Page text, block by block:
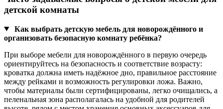
детской комнаты
Как выбрать детскую мебель для новорождённого и
организовать безопасную комнату ребёнка?
При выборе мебели для новорождённого в первую очередь
ориентируйтесь на безопасность и соответствие возрасту:
кроватка должна иметь надёжное дно, правильное расстояние
между рейками и возможность регулировки ложа. Важно,
чтобы материалы были сертифицированы, легко очищались, а
пеленальная зона располагалась на удобной для родителей